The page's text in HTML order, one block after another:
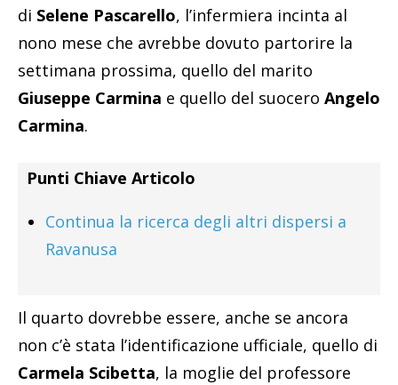
di Selene Pascarello, l’infermiera incinta al
nono mese che avrebbe dovuto partorire la
settimana prossima, quello del marito
Giuseppe Carmina e quello del suocero Angelo
Carmina.
Punti Chiave Articolo
Continua la ricerca degli altri dispersi a
Ravanusa
Il quarto dovrebbe essere, anche se ancora
non c’è stata l’identificazione ufficiale, quello di
Carmela Scibetta, la moglie del professore